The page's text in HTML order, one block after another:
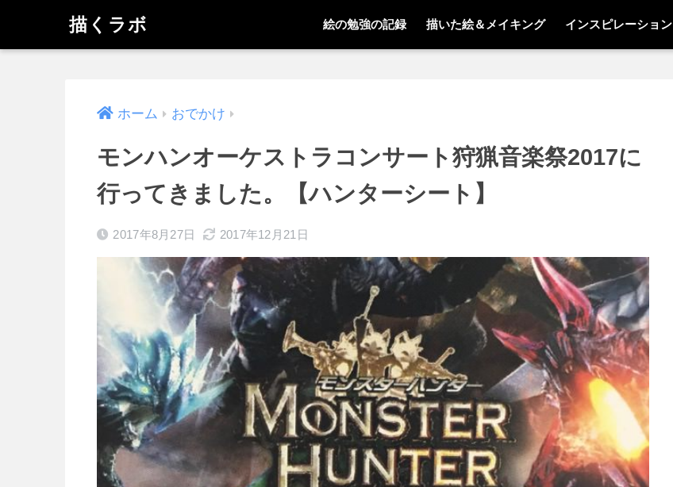
描くラボ 絵の勉強の記録 描いた絵＆メイキング インスピレーション
ホーム おでかけ
モンハンオーケストラコンサート狩猟音楽祭2017に
行ってきました。【ハンターシート】
2017年8月27日 2017年12月21日